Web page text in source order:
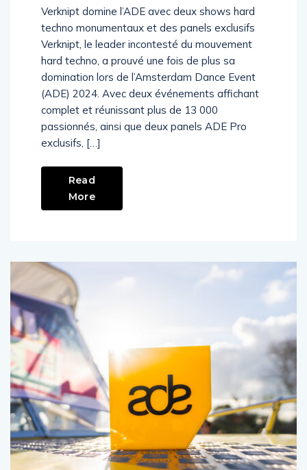
Verknipt domine l’ADE avec deux shows hard
techno monumentaux et des panels exclusifs
Verknipt, le leader incontesté du mouvement
hard techno, a prouvé une fois de plus sa
domination lors de l’Amsterdam Dance Event
(ADE) 2024. Avec deux événements affichant
complet et réunissant plus de 13 000
passionnés, ainsi que deux panels ADE Pro
exclusifs, […]
Read
More